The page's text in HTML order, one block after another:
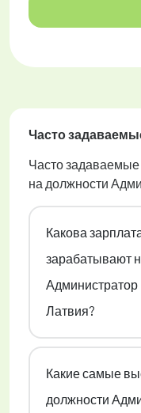
Часто
Часто
на должности
Какова
зарабатывают
Латвия?
Какие самые
должности